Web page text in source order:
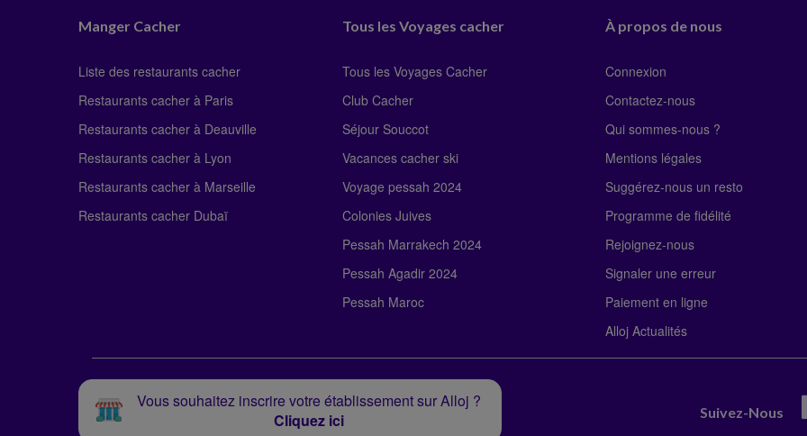
Manger Cacher
Liste des restaurants cacher
Restaurants cacher à Paris
Restaurants cacher à Deauville
Restaurants cacher à Lyon
Restaurants cacher à Marseille
Restaurants cacher Dubaï
Tous les Voyages cacher
Tous les Voyages Cacher
Club Cacher
Séjour Souccot
Vacances cacher ski
Voyage pessah 2024
Colonies Juives
Pessah Marrakech 2024
Pessah Agadir 2024
Pessah Maroc
À propos de nous
Connexion
Contactez-nous
Qui sommes-nous ?
Mentions légales
Suggérez-nous un resto
Programme de fidélité
Rejoignez-nous
Signaler une erreur
Paiement en ligne
Alloj Actualités
Vous souhaitez inscrire votre établissement sur Alloj ?
Cliquez ici
Suivez-Nous